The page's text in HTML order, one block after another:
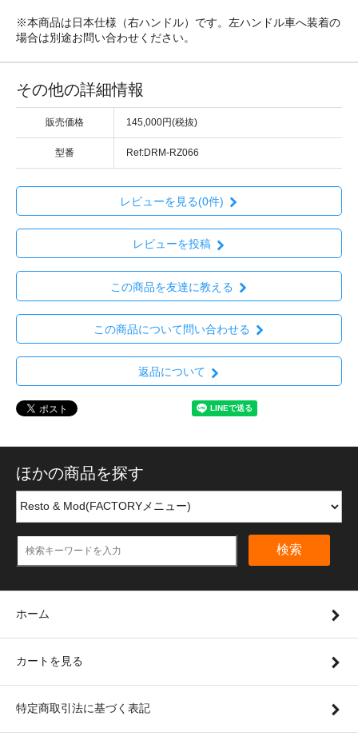
※本商品は日本仕様（右ハンドル）です。左ハンドル車へ装着の
場合は別途お問い合わせください。
その他の詳細情報
販売価格 145,000円(税抜)
型番 Ref:DRM-RZ066
レビューを見る(0件)
レビューを投稿
この商品を友達に教える
この商品について問い合わせる
返品について
ほかの商品を探す
検索
ホーム
カートを見る
特定商取引法に基づく表記